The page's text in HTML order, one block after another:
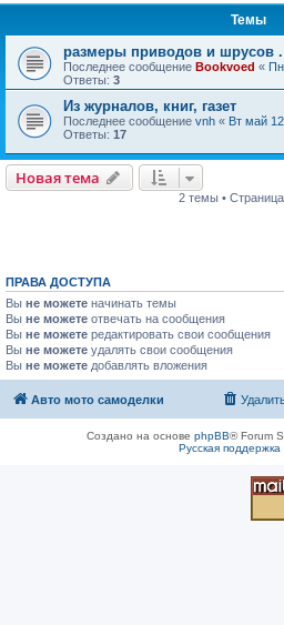
Темы
размеры приводов и шрусов .
Последнее сообщение Bookvoed «
Ответы: 3
Из журналов, книг, газет
Последнее сообщение vnh « Вт май
Ответы: 17
Новая тема
2 темы • Страница
ПРАВА ДОСТУПА
Вы не можете начинать темы
Вы не можете отвечать на сообщения
Вы не можете редактировать свои сообщения
Вы не можете удалять свои сообщения
Вы не можете добавлять вложения
Авто мото самоделки
Создано на основе phpBB® Forum
Русская поддержка